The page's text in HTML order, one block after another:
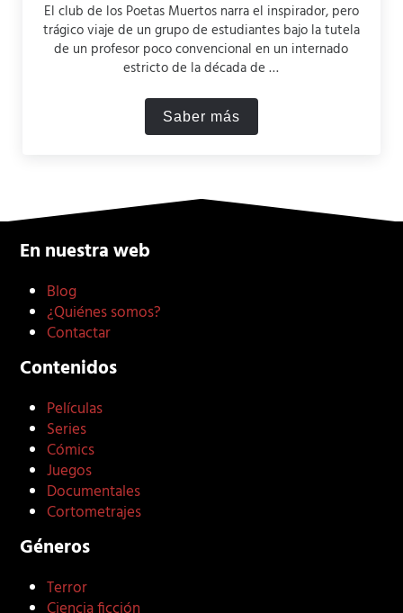
El club de los Poetas Muertos narra el inspirador, pero
trágico viaje de un grupo de estudiantes bajo la tutela
de un profesor poco convencional en un internado
estricto de la década de …
Saber másEl Club de los Poetas
En nuestra web
Blog
¿Quiénes somos?
Contactar
Contenidos
Películas
Series
Cómics
Juegos
Documentales
Cortometrajes
Géneros
Terror